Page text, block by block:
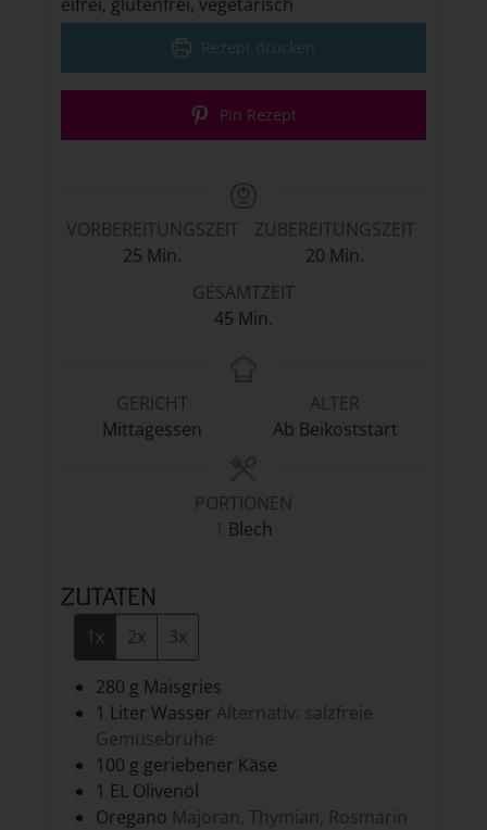
Rezept drucken
Pin Rezept
VORBEREITUNGSZEIT
25Minuten
Min.
ZUBEREITUNGSZEIT
20 Minuten
Min.
GESAMTZEIT
45Minuten
Min.
GERICHT
Mittagessen
ALTER
Ab Beikoststart
PORTIONEN
1 Blech
ZUTATEN
1x 2x 3x
280 g Maisgries
1 Liter Wasser Alternativ: salzfreie
Gemüsebrühe
100 g geriebener Käse
1 EL Olivenöl
Oregano Majoran, Thymian, Rosmarin